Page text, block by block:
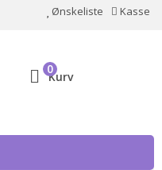
Ønskeliste Kasse
Kurv
0